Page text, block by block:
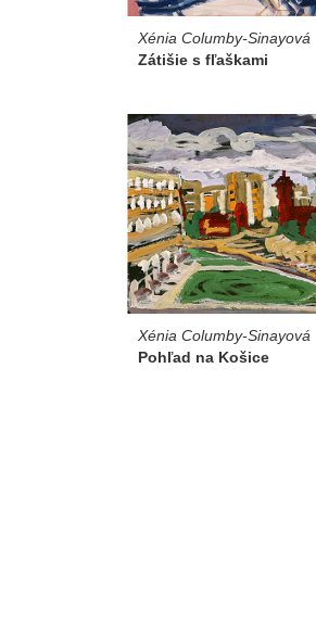
Xénia Columby-Sinayová
Zátišie s fľaškami
Xénia Columby-Sinayová
Pohľad na Košice